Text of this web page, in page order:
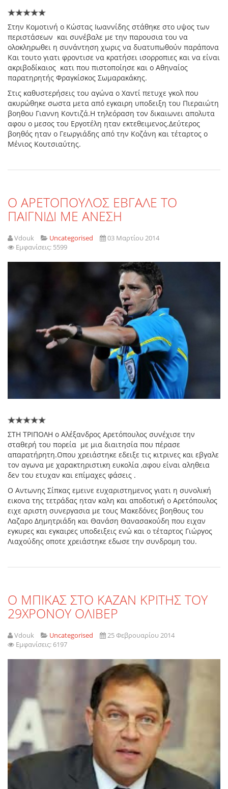
Στην Κομοτινή ο Κώστας Ιωαννίδης στάθηκε στο υψος των
περιστάσεων και συνέβαλε με την παρουσια του να
ολοκληρωθει η συνάντηση χωρις να δυατυπωθούν παράπονα
Και τουτο γιατι φροντισε να κρατήσει ισορροπιες και να είναι
ακριβοδίκαιος κατι που πιστοποίησε και ο Αθηναίος
παρατηρητής Φραγκίσκος Σωμαρακάκης.
Στις καθυστερήσεις του αγώνα ο Χαντί πετυχε γκολ που
ακυρώθηκε σωστα μετα από εγκαιρη υποδειξη του Πιεραιώτη
βοηθου Γιαννη Κοντιζά.Η τηλεόραση τον δικαιωνει απολυτα
αφου ο μεσος του Εργοτέλη ηταν εκτεθειμενος.Δεύτερος
βοηθός ηταν ο Γεωργιάδης από την Κοζάνη και τέταρτος ο
Μένιος Κουτσιαύτης.
Ο ΑΡΕΤΟΠΟΥΛΟΣ ΕΒΓΑΛΕ ΤΟ
ΠΑΙΓΝΙΔΙ ΜΕ ΑΝΕΣΗ
Vdouk Uncategorised
03 Μαρτίου 2014
Εμφανίσεις: 5599
ΣΤΗ ΤΡΙΠΟΛΗ ο Αλέξανδρος Αρετόπουλος συνέχισε την
σταθερή του πορεία με μια διαιτησία που πέρασε
απαρατήρητη.Οπου χρειάστηκε εδειξε τις κιτρινες και εβγαλε
τον αγωνα με χαρακτηριστικη ευκολία ,αφου είναι αληθεια
δεν του ετυχαν και επίμαχες φάσεις .
Ο Αντωνης Σίπκας εμεινε ευχαριστημενος γιατι η συνολική
εικονα της τετράδας ηταν καλη και αποδοτική ο Αρετόπουλος
ειχε αριστη συνεργασια με τους Μακεδόνες βοηθους του
Λαζαρο Δημητριάδη και Θανάση Θανασακούδη που ειχαν
εγκυρες και εγκαιρες υποδειξεις ενώ και ο τέταρτος Γιώργος
Λιαχούδης οποτε χρειάστηκε εδωσε την συνδρομη του.
Ο ΜΠΙΚΑΣ ΣΤΟ ΚΑΖΑΝ ΚΡΙΤΗΣ ΤΟΥ
29ΧΡΟΝΟΥ ΟΛΙΒΕΡ
Vdouk Uncategorised
25 Φεβρουαρίου 2014
Εμφανίσεις: 6197